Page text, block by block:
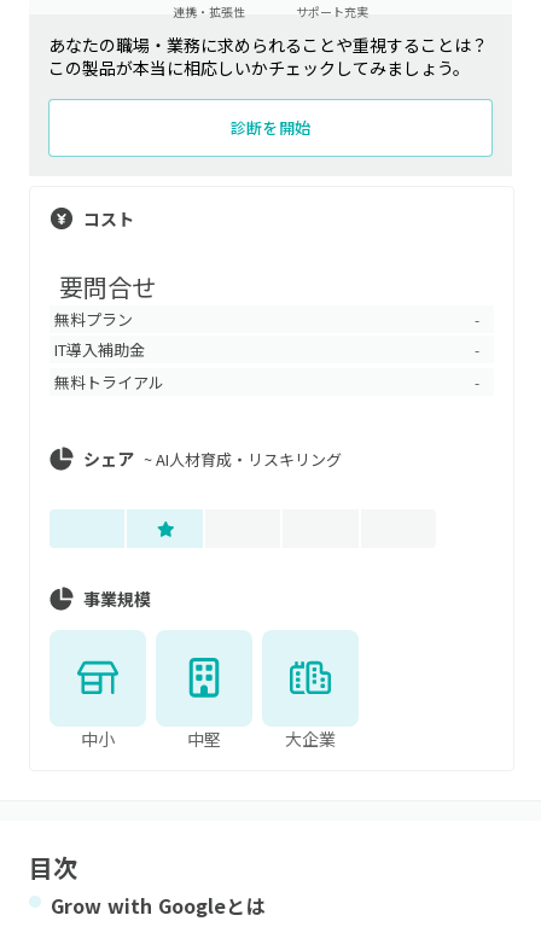
サポート充実
連携・拡張性
あなたの職場・業務に求められることや重視することは？
この製品が本当に相応しいかチェックしてみましょう。
診断を開始
コスト
要問合せ
無料プラン -
IT導入補助金 -
無料トライアル -
シェア ~AI人材育成・リスキリング
事業規模
中小 中堅 大企業
目次
Grow with Googleとは